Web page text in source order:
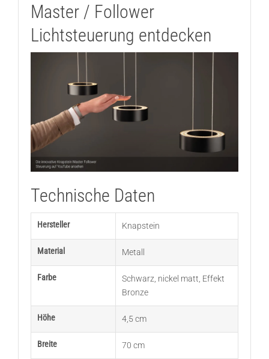
Master / Follower
Lichtsteuerung entdecken
Technische Daten
Hersteller Knapstein
Material Metall
Farbe Schwarz nickel matt Effekt
Bronze
Höhe 4,5 cm
Breite 70 cm